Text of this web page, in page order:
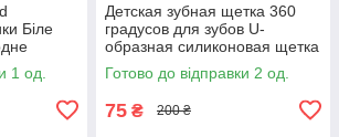
Біле
1 од.
Детская зубная щетка 360
градусов для зубов U-
образная силиконовая щетка
Синий (удлиненная ручка)
Готово до відправки 2 од.
75 ₴ 200 ₴